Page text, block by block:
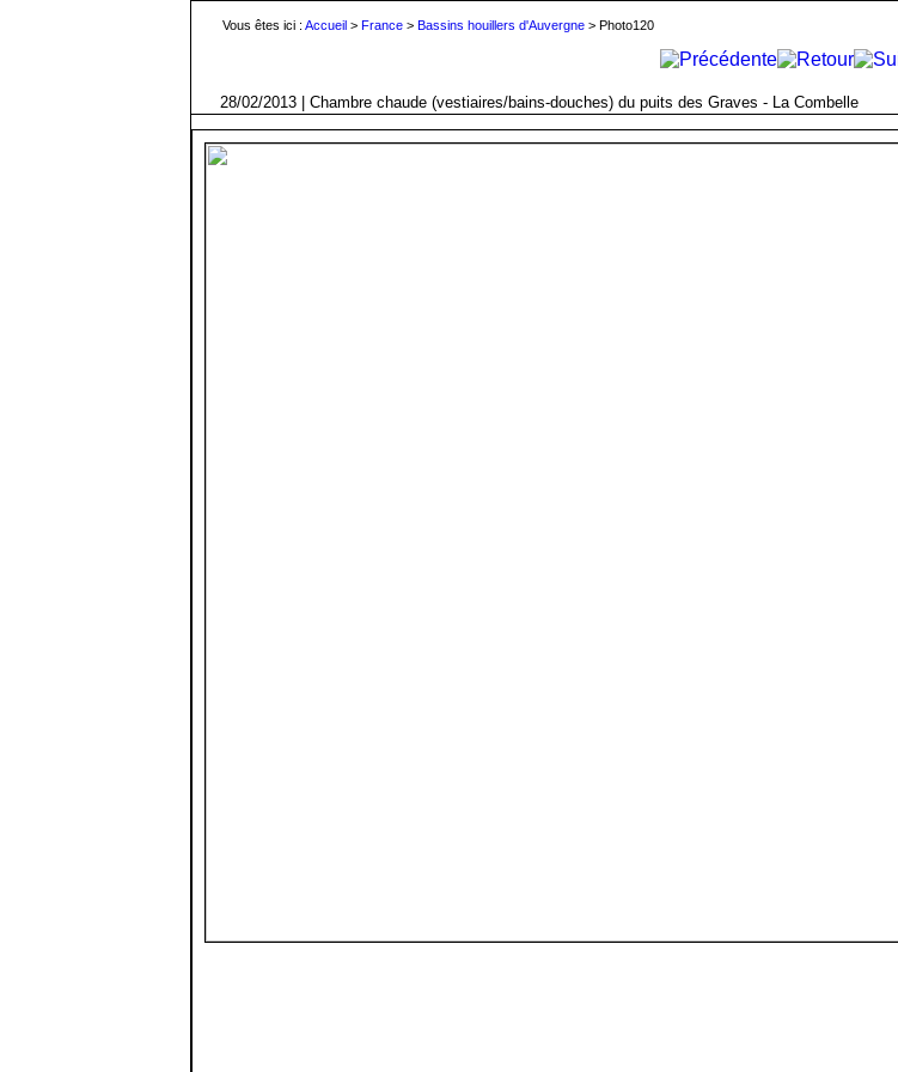
Vous êtes ici : Accueil > France > Bassins houillers d'Auvergne > Photo120
28/02/2013 | Chambre chaude (vestiaires/bains-douches) du puits des Graves - La Combelle